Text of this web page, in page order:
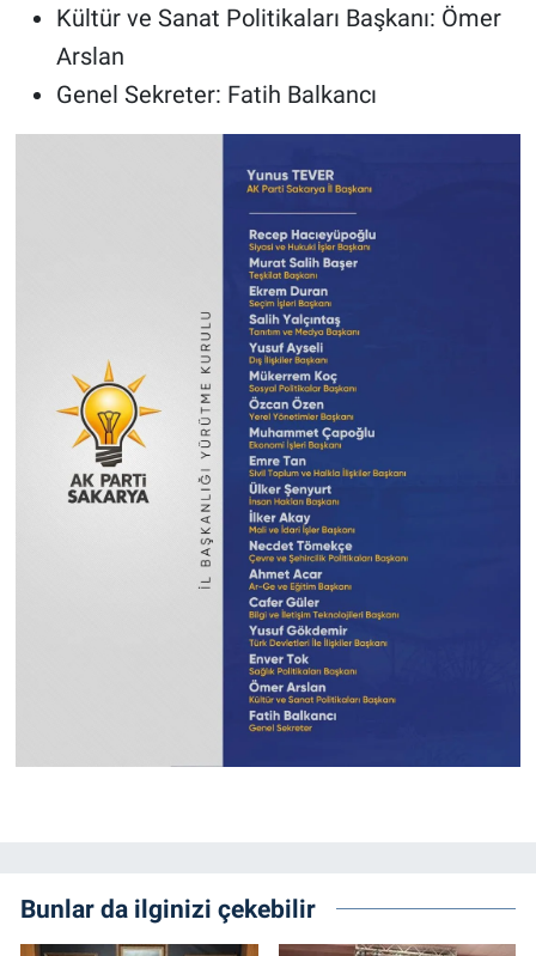
Kültür ve Sanat Politikaları Başkanı: Ömer
Arslan
Genel Sekreter: Fatih Balkancı
Bunlar da ilginizi çekebilir